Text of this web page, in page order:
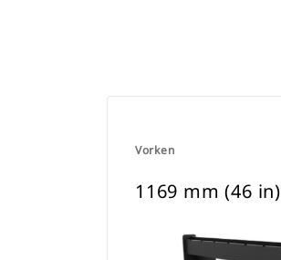
Vorken
1169 mm (46 in)